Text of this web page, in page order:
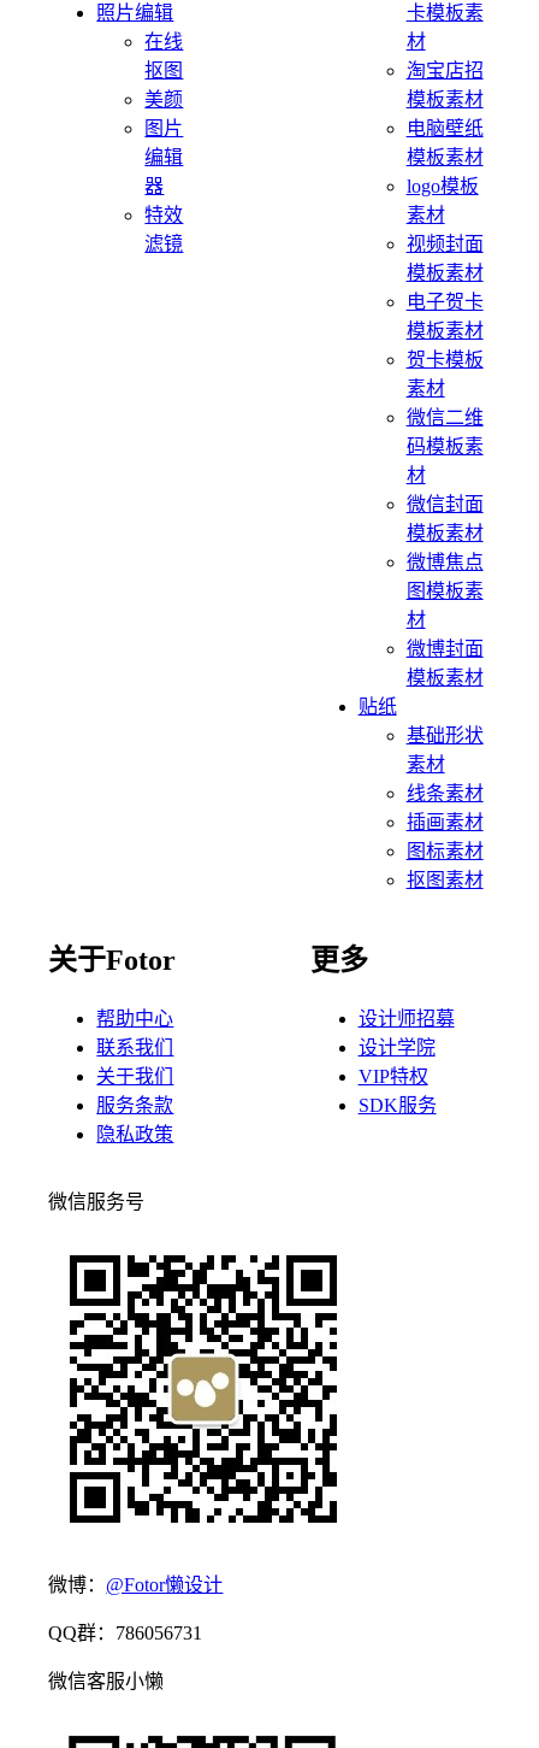
照片编辑
在线
抠图
美颜
图片
编辑
器
特效
滤镜
卡模板素
材
淘宝店招
模板素材
电脑壁纸
模板素材
logo模板
素材
视频封面
模板素材
电子贺卡
模板素材
贺卡模板
素材
微信二维
码模板素
材
微信封面
模板素材
微博焦点
图模板素
材
微博封面
模板素材
贴纸
基础形状
素材
线条素材
插画素材
图标素材
抠图素材
关于Fotor
帮助中心
联系我们
关于我们
服务条款
隐私政策
更多
设计师招募
设计学院
VIP特权
SDK服务
微信服务号
微博： @Fotor懒设计
QQ群：786056731
微信客服小懒